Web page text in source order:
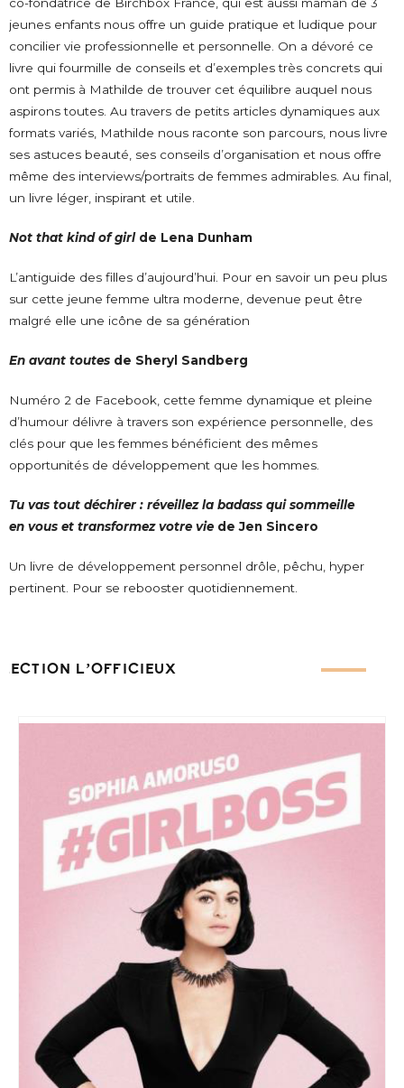
co-fondatrice de Birchbox France, qui est aussi maman de 3
jeunes enfants nous offre un guide pratique et ludique pour
concilier vie professionnelle et personnelle. On a dévoré ce
livre qui fourmille de conseils et d’exemples très concrets qui
ont permis à Mathilde de trouver cet équilibre auquel nous
aspirons toutes. Au travers de petits articles dynamiques aux
formats variés, Mathilde nous raconte son parcours, nous livre
ses astuces beauté, ses conseils d’organisation et nous offre
même des interviews/portraits de femmes admirables. Au final,
un livre léger, inspirant et utile.
Not that kind of girlde Lena Dunham
L’antiguide des filles d’aujourd’hui. Pour en savoir un peu plus
sur cette jeune femme ultra moderne, devenue peut être
malgré elle une icône de sa génération
En avant toutes de Sheryl Sandberg
Numéro 2 de Facebook, cette femme dynamique et pleine
d’humour délivre à travers son expérience personnelle, des
clés pour que les femmes bénéficient des mêmes
opportunités de développement que les hommes.
Tu vas tout déchirer : réveillez la badass qui sommeille
en vous et transformez votre vie de Jen Sincero
Un livre de développement personnel drôle, pêchu, hyper
pertinent. Pour se rebooster quotidiennement.
L’OFFICIEUX